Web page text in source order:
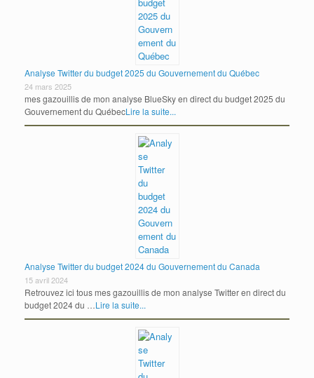
Analyse Twitter du budget 2025 du Gouvernement du Québec
24 mars 2025
mes gazouillis de mon analyse BlueSky en direct du budget 2025 du
Gouvernement du QuébecLire la suite...
Analyse Twitter du budget 2024 du Gouvernement du Canada
15 avril 2024
Retrouvez ici tous mes gazouillis de mon analyse Twitter en direct du
budget 2024 du …Lire la suite...